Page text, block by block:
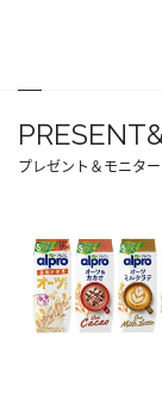
プレゼント＆モニター